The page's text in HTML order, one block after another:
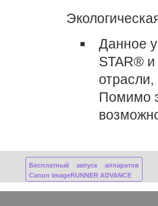
Данное
STAR® и
Помимо
Бесплатный запуск аппаратов
Canon imageRUNNER ADVANCE